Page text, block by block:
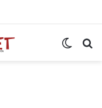
Dış